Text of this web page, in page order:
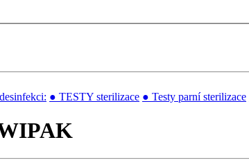
● TESTY sterilizace ● Testy parní sterilizace